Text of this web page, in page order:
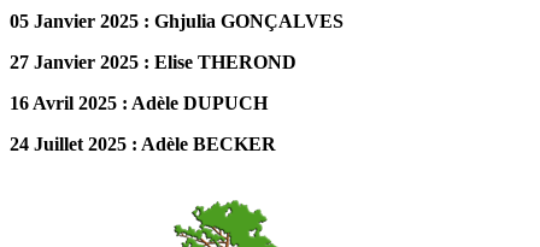
05 Janvier 2025 : Ghjulia GONÇALVES
27 Janvier 2025 : Elise THEROND
16 Avril 2025 : Adèle DUPUCH
24 Juillet 2025 : Adèle BECKER